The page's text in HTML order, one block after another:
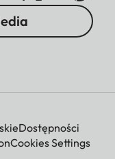
Dostępności
Cookies Settings